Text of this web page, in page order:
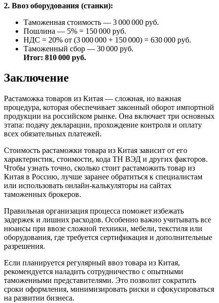
2. Ввоз оборудования (станки):
Таможенная стоимость — 3 000 000 руб.
Пошлина — 5% = 150 000 руб.
НДС = 20% от (3 000 000 + 150 000) = 630 000 руб.
Таможенный сбор — 30 000 руб.
Итог: 810 000 руб.
Заключение
Растаможка товаров из Китая — сложная, но важная
процедура, которая обеспечивает законный оборот импортной
продукции на российском рынке. Она включает три основных
этапа: подачу декларации, прохождение контроля и оплату
всех обязательных платежей.
Стоимость растаможки товара из Китая зависит от его
характеристик, стоимости, кода ТН ВЭД и других факторов.
Чтобы узнать точно, сколько стоит растаможить товар из
Китая в Россию, лучше заранее обратиться к специалистам
или использовать онлайн-калькуляторы на сайтах
таможенных брокеров.
Правильная организация процесса поможет избежать
задержек и лишних расходов. Особенно важно учитывать все
нюансы при ввозе сложной техники, мебели, текстиля или
оборудования, где требуется сертификация и дополнительные
разрешения.
Если планируется регулярный ввоз товара из Китая,
рекомендуется наладить сотрудничество с опытными
таможенными представителями. Это позволит сократить
сроки оформления, минимизировать риски и сфокусироваться
на развитии бизнеса.